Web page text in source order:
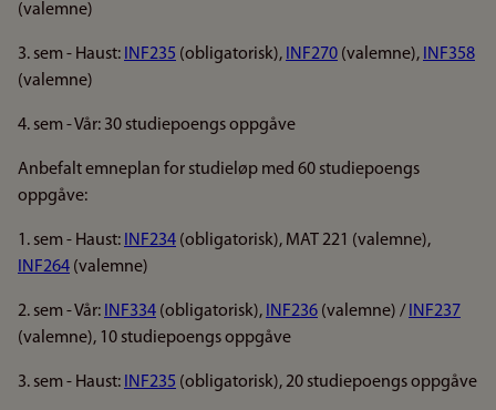
(valemne)
3. sem - Haust: INF235 (obligatorisk), INF270 (valemne), INF358
(valemne)
4. sem - Vår: 30 studiepoengs oppgåve
Anbefalt emneplan for studieløp med 60 studiepoengs
oppgåve:
1. sem - Haust: INF234 (obligatorisk), MAT 221 (valemne),
INF264 (valemne)
2. sem - Vår: INF334 (obligatorisk), INF236 (valemne) / INF237
(valemne), 10 studiepoengs oppgåve
3. sem - Haust: INF235 (obligatorisk), 20 studiepoengs oppgåve